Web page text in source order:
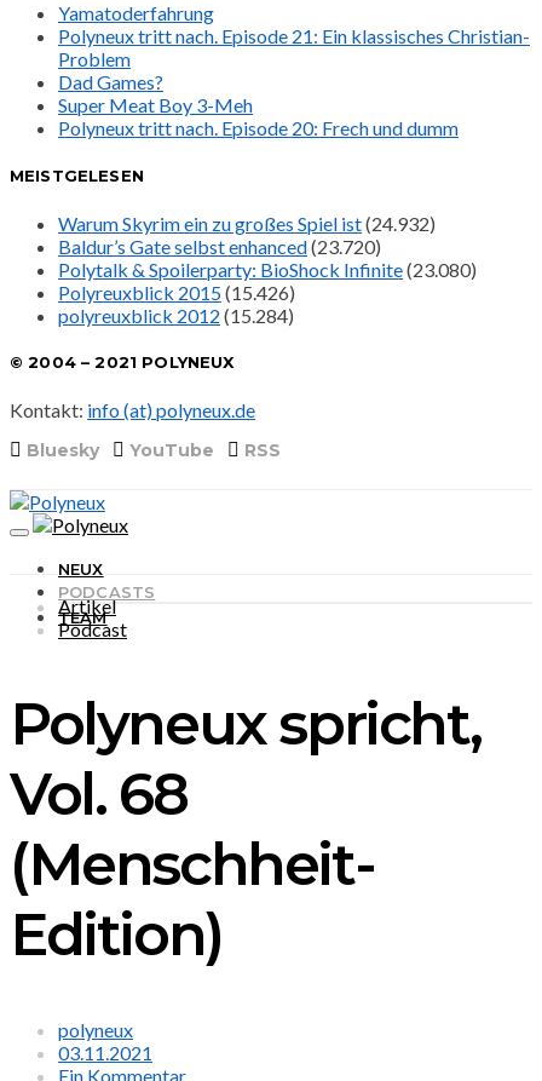
Yamatoderfahrung
Polyneux tritt nach. Episode 21: Ein klassisches Christian-
Problem
Dad Games?
Super Meat Boy 3-Meh
Polyneux tritt nach. Episode 20: Frech und dumm
MEISTGELESEN
Warum Skyrim ein zu großes Spiel ist(24.932)
Baldur’s Gate selbst enhanced(23.720)
Polytalk & Spoilerparty: BioShock Infinite(23.080)
Polyreuxblick 2015(15.426)
polyreuxblick 2012 (15.284)
© 2004 – 2021 POLYNEUX
Kontakt: info (at) polyneux.de
Bluesky YouTube RSS
NEUX
PODCASTS
TEAM
Artikel
Podcast
Polyneux spricht,
Vol. 68
(Menschheit-
Edition)
polyneux
03.11.2021
Ein Kommentar